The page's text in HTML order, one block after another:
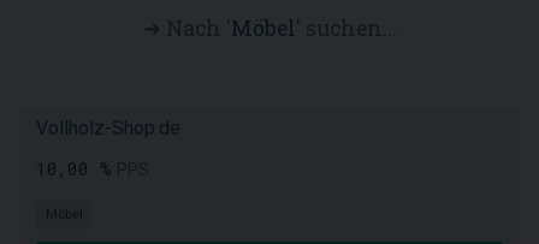
Möbel
Vollholz-Shop.de
10,00 %
Möbel